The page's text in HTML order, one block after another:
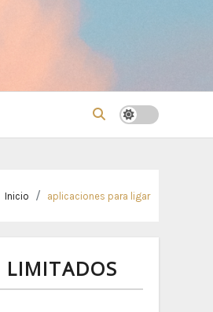
Inicio aplicaciones para ligar
LIMITADOS